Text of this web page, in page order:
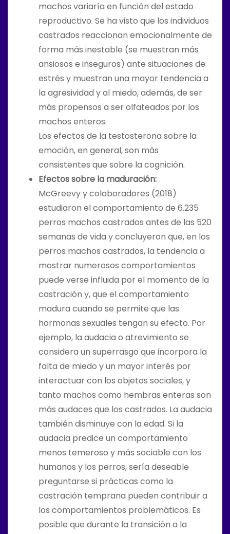
machos variaría en función del estado
reproductivo. Se ha visto que los individuos
castrados reaccionan emocionalmente de
forma más inestable (se muestran más
ansiosos e inseguros) ante situaciones de
estrés y muestran una mayor tendencia a
la agresividad y al miedo, además, de ser
más propensos a ser olfateados por los
machos enteros.
Los efectos de la testosterona sobre la
emoción, en general, son más
consistentes que sobre la cognición.
Efectos sobre la maduración:
McGreevy y colaboradores (2018)
estudiaron el comportamiento de 6.235
perros machos castrados antes de las 520
semanas de vida y concluyeron que, en los
perros machos castrados, la tendencia a
mostrar numerosos comportamientos
puede verse influida por el momento de la
castración y, que el comportamiento
madura cuando se permite que las
hormonas sexuales tengan su efecto. Por
ejemplo, la audacia o atrevimiento se
considera un superrasgo que incorpora la
falta de miedo y un mayor interés por
interactuar con los objetos sociales, y
tanto machos como hembras enteras son
más audaces que los castrados. La audacia
también disminuye con la edad. Si la
audacia predice un comportamiento
menos temeroso y más sociable con los
humanos y los perros, sería deseable
preguntarse si prácticas como la
castración temprana pueden contribuir a
los comportamientos problemáticos. Es
posible que durante la transición a la